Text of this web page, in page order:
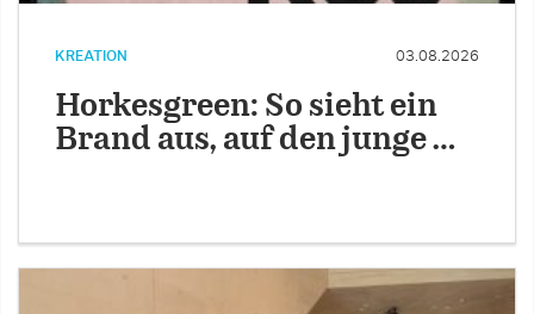
KREATION 03.08.2026
Horkesgreen: So sieht ein
Brand aus, auf den junge …